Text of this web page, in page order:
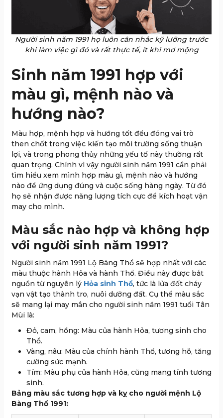
Người sinh năm 1991 họ luôn cân nhắc kỹ lưỡng trước
khi làm việc gì đó và rất thực tế, ít khi mơ mộng
Sinh năm 1991 hợp với
màu gì, mệnh nào và
hướng nào?
Màu hợp, mệnh hợp và hướng tốt đều đóng vai trò
then chốt trong việc kiến tạo môi trường sống thuận
lợi, và trong phong thủy những yếu tố này thường rất
quan trọng. Chính vì vậy người sinh năm 1991 cần phải
tìm hiểu xem mình hợp màu gì, mệnh nào và hướng
nào để ứng dụng đúng và cuộc sống hàng ngày. Từ đó
họ sẽ nhận được năng lượng tích cực để kích hoạt vận
may cho mình.
Màu sắc nào hợp và không hợp
với người sinh năm 1991?
Người sinh năm 1991 Lộ Bàng Thổ sẽ hợp nhất với các
màu thuộc hành Hỏa và hành Thổ. Điều này được bắt
nguồn từ nguyên lý Hỏa sinh Thổ, tức là lửa đốt cháy
vạn vật tạo thành tro, nuôi dưỡng đất. Cụ thể màu sắc
sẽ mang lại may mắn cho người sinh năm 1991 tuổi Tân
Mùi là:
Đỏ, cam, hồng: Màu của hành Hỏa, tương sinh cho
Thổ.
Vàng, nâu: Màu của chính hành Thổ, tương hỗ, tăng
cường sức mạnh.
Tím: Màu phụ của hành Hỏa, cũng mang tính tương
sinh.
Bảng màu sắc tương hợp và kỵ cho người mệnh Lộ
Bàng Thổ 1991: